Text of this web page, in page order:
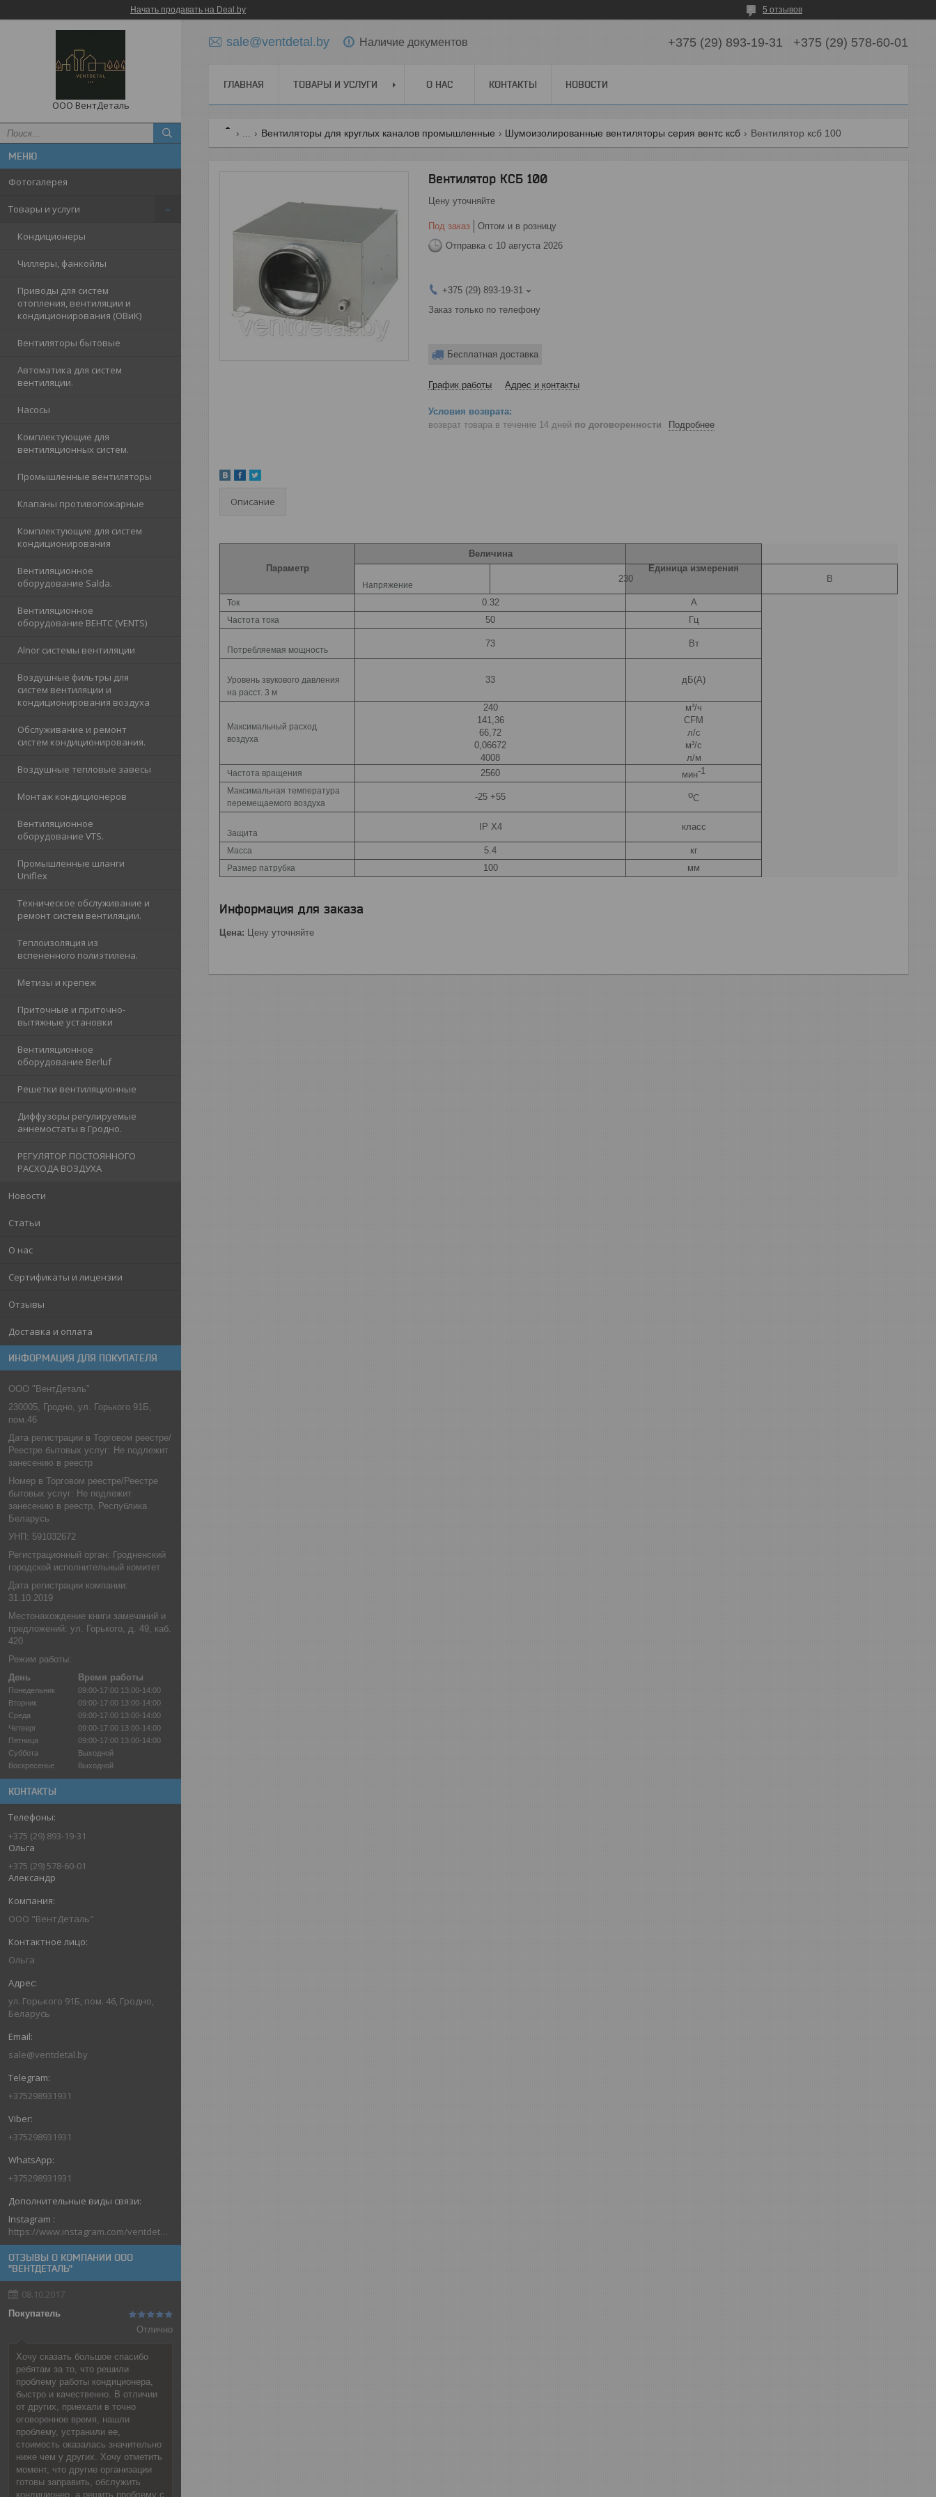
Начать продавать на Deal.by 5 отзывов
ООО ВентДеталь
Фотогалерея
Товары и услуги
Кондиционеры
Чиллеры, фанкойлы
Приводы для систем
отопления, вентиляции и
кондиционирования (ОВиК)
Вентиляторы бытовые
Автоматика для систем
вентиляции.
Насосы
Комплектующие для
вентиляционных систем.
Промышленные вентиляторы
Клапаны противопожарные
Комплектующие для систем
кондиционирования
Вентиляционное
оборудование Salda.
Вентиляционное
оборудование ВЕНТС (VENTS)
Alnor cистемы вентиляции
Воздушные фильтры для
систем вентиляции и
кондиционирования воздуха
Обслуживание и ремонт
систем кондиционирования.
Воздушные тепловые завесы
Монтаж кондиционеров
Вентиляционное
оборудование VTS.
Промышленные шланги
Uniflex
Техническое обслуживание и
ремонт систем вентиляции.
Теплоизоляция из
вспененного полиэтилена.
Метизы и крепеж
Приточные и приточно-
вытяжные установки
Вентиляционное
оборудование Berluf
Решетки вентиляционные
Диффузоры регулируемые
аннемостаты в Гродно.
РЕГУЛЯТОР ПОСТОЯННОГО
РАСХОДА ВОЗДУХА
Новости
Статьи
О нас
Сертификаты и лицензии
Отзывы
Доставка и оплата
ИНФОРМАЦИЯ ДЛЯ ПОКУПАТЕЛЯ
ООО "ВентДеталь"
230005, Гродно, ул. Горького 91Б,
пом.46
Дата регистрации в Торговом реестре/
Реестре бытовых услуг: Не подлежит
занесению в реестр
Номер в Торговом реестре/Реестре
бытовых услуг: Не подлежит
занесению в реестр, Республика
Беларусь
УНП: 591032672
Регистрационный орган: Гродненский
городской исполнительный комитет
Дата регистрации компании:
31.10.2019
Местонахождение книги замечаний и
предложений: ул. Горького, д. 49, каб.
420
Режим работы:
День
Время работы
Понедельник 09:00-17:00 13:00-14:00
Вторник
09:00-17:00 13:00-14:00
Среда
09:00-17:00 13:00-14:00
Четверг
09:00-17:00 13:00-14:00
Пятница
09:00-17:00 13:00-14:00
Суббота
Выходной
Воскресенье
Выходной
КОНТАКТЫ
+375 (29) 893-19-31
Ольга
+375 (29) 578-60-01
Александр
ООО "ВентДеталь"
Ольга
ул. Горького 91Б, пом. 46, Гродно,
Беларусь
sale@ventdetal.by
+375298931931
+375298931931
+375298931931
Instagram
https://www.instagram.com/ventdetal_grodno/
ОТЗЫВЫ О КОМПАНИИ ООО
"ВЕНТДЕТАЛЬ"
08.10.2017
Покупатель
Отлично
Хочу сказать большое спасибо
ребятам за то, что решили
проблему работы кондиционера,
быстро и качественно. В отличии
от других, приехали в точно
оговоренное время, нашли
проблему, устранили ее,
стоимость оказалась значительно
ниже чем у других. Хочу отметить
момент, что другие организации
готовы заправить, обслужить
кондиционер, а решить проблему с
sale@ventdetal.by Наличие документов +375 (29) 893-19-31 +375 (29) 578-60-01
ГЛАВНАЯ ТОВАРЫ И УСЛУГИ О НАС КОНТАКТЫ НОВОСТИ
Вентиляторы для круглых каналов промышленные Шумоизолированные вентиляторы cерия вентс ксб Вентилятор ксб 100
Вентилятор КСБ 100
Цену уточняйте
Под заказ
Оптом и в розницу
Отправка с 10 августа 2026
+375 (29) 893-19-31
Заказ только по телефону
Бесплатная доставка
График работы Адрес и контакты
возврат товара в течение 14 дней по договоренности Подробнее
Описание
Параметр
Величина
Единица измерения
Напряжение
230 В
Ток 0.32 А
Частота тока 50 Гц
Потребляемая мощность
73 Вт
Уровень звукового давления
на расст. 3 м
33 дБ(А)
Максимальный расход
воздуха
240
141,36
66,72
0,06672
4008
м³/ч
CFM
л/с
м³/c
л/м
Частота вращения 2560 мин-1
Максимальная температура
перемещаемого воздуха
-25 +55 оС
Защита
IP X4 класс
Масса 5.4 кг
Размер патрубка 100 мм
Информация для заказа
Цена: Цену уточняйте